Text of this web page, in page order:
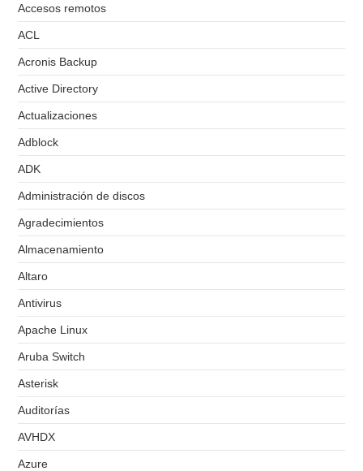
Accesos remotos
ACL
Acronis Backup
Active Directory
Actualizaciones
Adblock
ADK
Administración de discos
Agradecimientos
Almacenamiento
Altaro
Antivirus
Apache Linux
Aruba Switch
Asterisk
Auditorías
AVHDX
Azure